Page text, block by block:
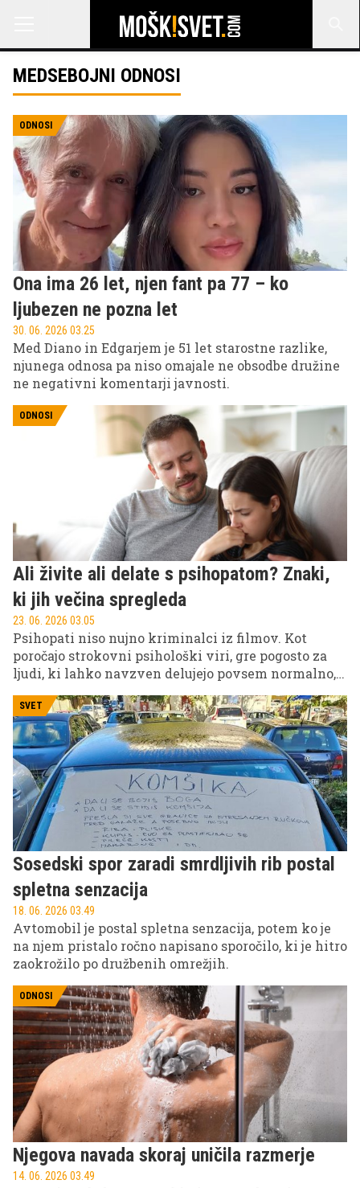
MEDSEBOJNI ODNOSI
ODNOSI
Ona ima 26 let, njen fant pa 77 – ko
ljubezen ne pozna let
30. 06. 2026 03.25
Med Diano in Edgarjem je 51 let starostne razlike,
njunega odnosa pa niso omajale ne obsodbe družine
ne negativni komentarji javnosti.
ODNOSI
Ali živite ali delate s psihopatom? Znaki,
ki jih večina spregleda
23. 06. 2026 03.05
Psihopati niso nujno kriminalci iz filmov. Kot
poročajo strokovni psihološki viri, gre pogosto za
ljudi, ki lahko navzven delujejo povsem normalno,
celo karizmatično – v ozadju pa se skrivajo vzorci
manipulacije, pomanjkanja empatije in izkoriščanja
drugih.
SVET
Sosedski spor zaradi smrdljivih rib postal
spletna senzacija
18. 06. 2026 03.49
Avtomobil je postal spletna senzacija, potem ko je
na njem pristalo ročno napisano sporočilo, ki je hitro
zaokrožilo po družbenih omrežjih.
ODNOSI
Njegova navada skoraj uničila razmerje
14. 06. 2026 03.49